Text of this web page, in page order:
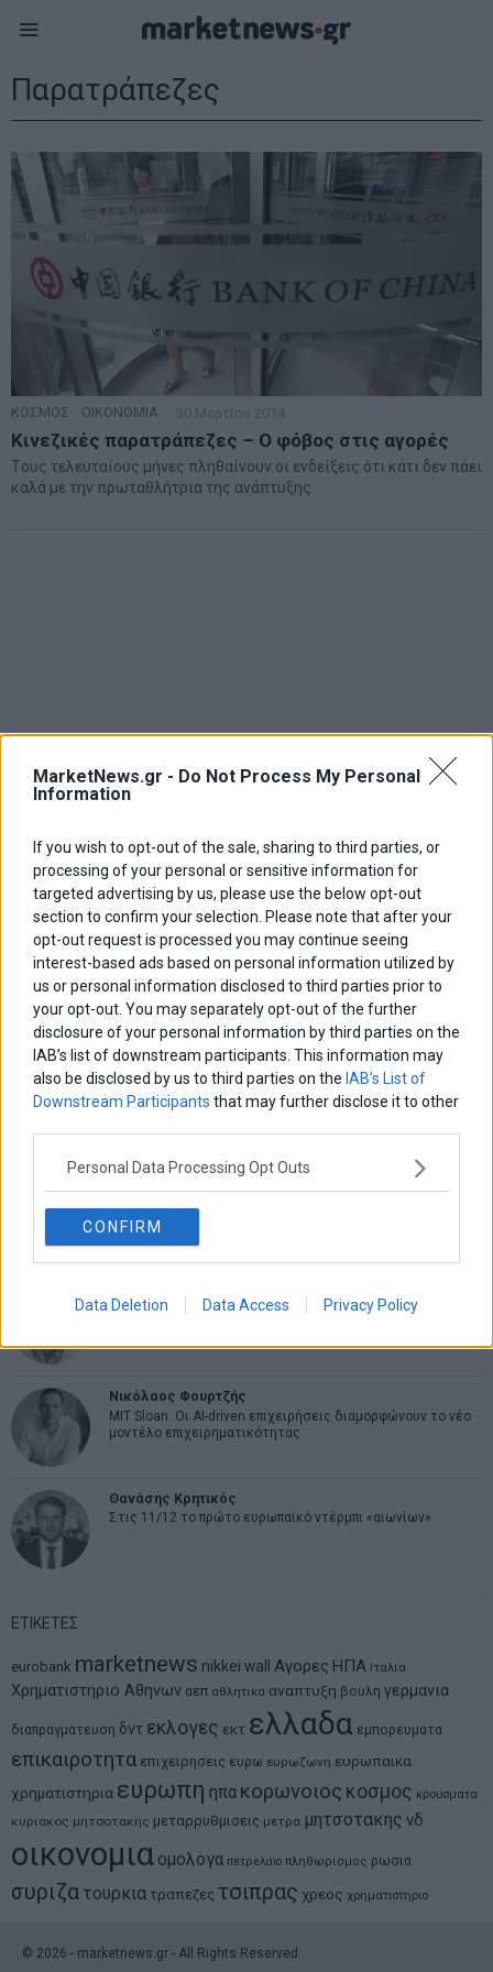
MarketNews.gr - Do Not Process My Personal
Information
If you wish to opt-out of the sale, sharing to third parties, or
processing of your personal or sensitive information for
targeted advertising by us, please use the below opt-out
section to confirm your selection. Please note that after your
opt-out request is processed you may continue seeing
interest-based ads based on personal information utilized by
us or personal information disclosed to third parties prior to
your opt-out. You may separately opt-out of the further
disclosure of your personal information by third parties on the
IAB’s list of downstream participants. This information may
also be disclosed by us to third parties on the IAB’s List of
Downstream Participants that may further disclose it to other
Personal Data Processing Opt Outs
CONFIRM
Data Deletion Data Access Privacy Policy
Παρατράπεζες
ΚΟΣΜΟΣ ΟΙΚΟΝΟΜΙΑ 30 Μαρτίου 2014
Κινεζικές παρατράπεζες – Ο φόβος στις αγορές
Tους τελευταίους μήνες πληθαίνουν οι ενδείξεις ότι κάτι δεν πάει
καλά με την πρωταθλήτρια της ανάπτυξης
ΑΡΘΡΟΓΡΑΦΟΙ
Ελευθερία Κούρταλη
Οι «τιμωροί» των ομολόγων επέστρεψαν
Εύη Φραγκάκη
Η αληθινή παιδεία ξεκινά από την ψυχή…
Σταματίνα Σταματάκου
Η βία κατά των ζώων δεν αντέχει βολικές ερμηνείες
Δημήτρης Καμπουράκης
Από την αποθέωση στην καταγγελία: Η Ελλάδα πάντα
Νικόλαος Φουρτζής
MIT Sloan: Οι AI-driven επιχειρήσεις διαμορφώνουν το νέο
μοντέλο επιχειρηματικότητας
Θανάσης Κρητικός
Στις 11/12 το πρώτο ευρωπαϊκό ντέρμπι «αιωνίων»
ΕΤΙΚΕΤΕΣ
eurobank marketnews nikkei wall Αγορες ΗΠΑ Ιταλια
Χρηματιστηριο Αθηνων αεπ αθλητικα αναπτυξη βουλη γερμανια
διαπραγματευση δντ εκλογες εκτ ελλαδα εμπορευματα
επικαιροτητα επιχειρησεις ευρω ευρωζωνη ευρωπαικα
χρηματιστηρια ευρωπη ηπα κορωνοιος κοσμος κρουσματα
κυριακος μητσοτακης μεταρρυθμισεις μετρα μητσοτακης νδ
οικονομια ομολογα πετρελαιο πληθωρισμος ρωσια
συριζα τουρκια τραπεζες τσιπρας χρεος χρηματιστηριο
© 2026 - marketnews.gr - All Rights Reserved